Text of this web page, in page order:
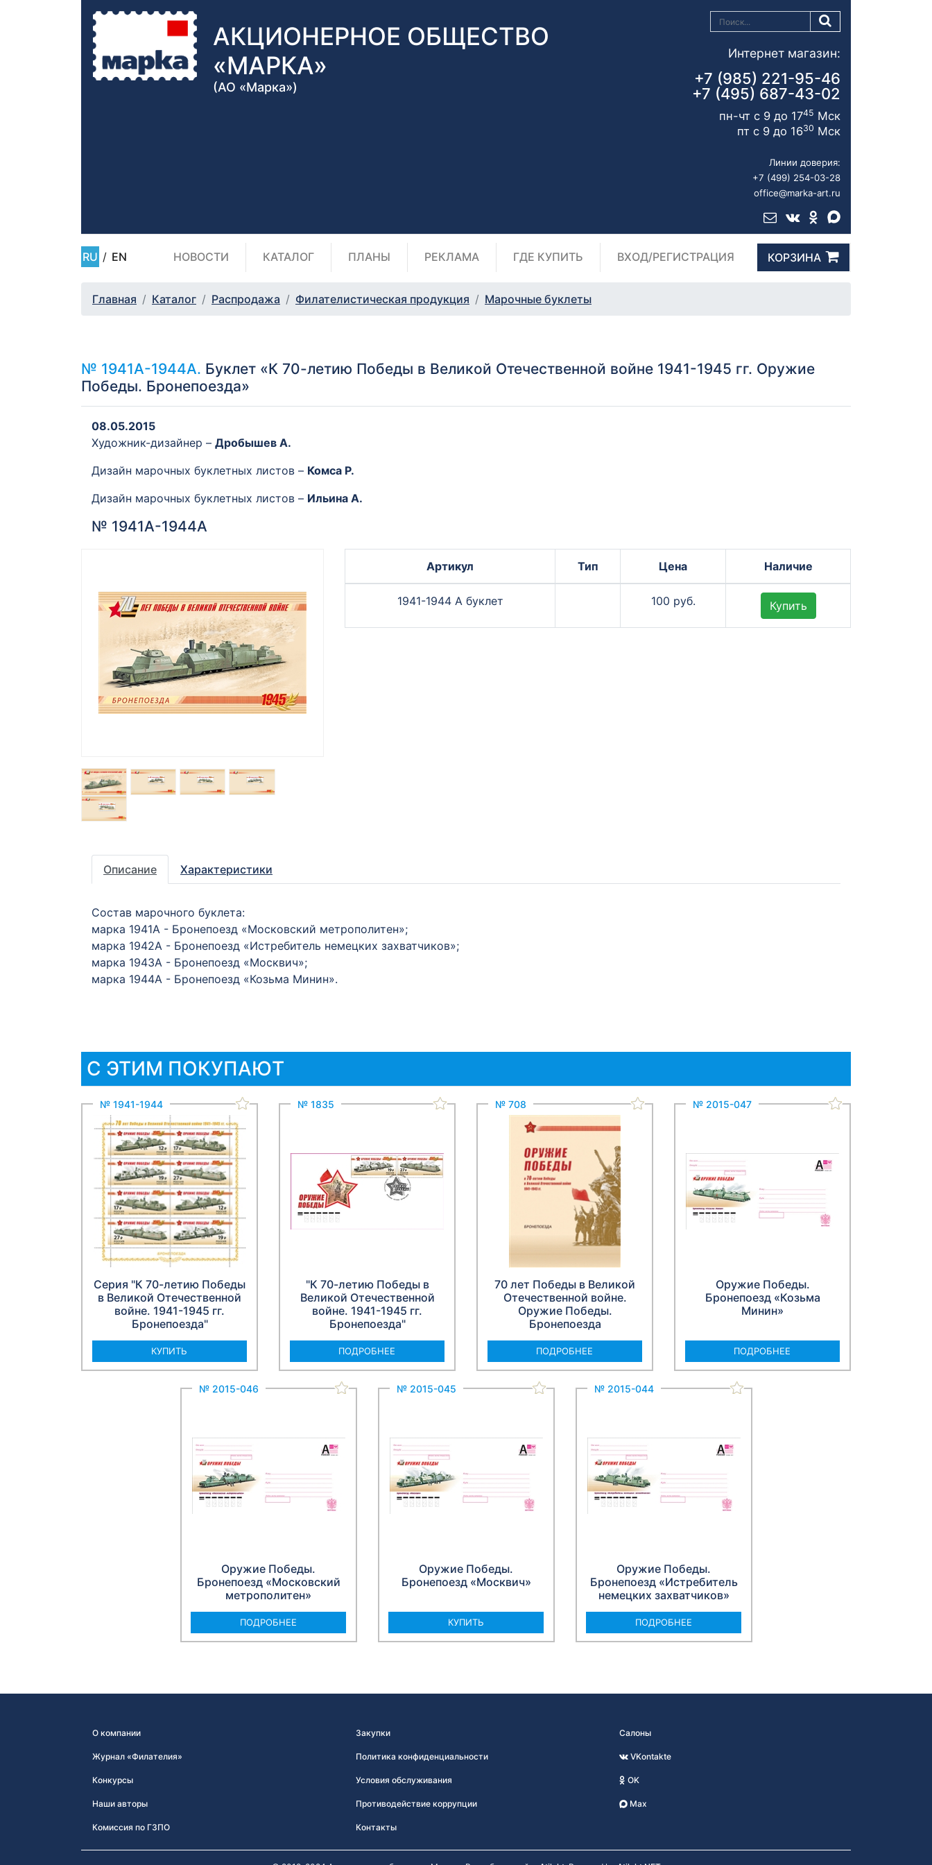
АКЦИОНЕРНОЕ ОБЩЕСТВО
«МАРКА»
(АО «Марка»)
Интернет магазин:
+7 (985) 221-95-46
+7 (495) 687-43-02
пн-чт с 9 до 1745 Мск
пт с 9 до 1630 Мск
Линии доверия:
+7 (499) 254-03-28
office@marka-art.ru
RU / EN НОВОСТИ КАТАЛОГ ПЛАНЫ РЕКЛАМА ГДЕ КУПИТЬ ВХОД/РЕГИСТРАЦИЯ КОРЗИНА
Главная Каталог Распродажа Филателистическая продукция Марочные буклеты
№ 1941А-1944А. Буклет «К 70-летию Победы в Великой Отечественной войне 1941-1945 гг. Оружие
Победы. Бронепоезда»
08.05.2015
Художник-дизайнер – Дробышев А.
Дизайн марочных буклетных листов – Комса Р.
Дизайн марочных буклетных листов – Ильина А.
№ 1941А-1944А
Артикул Тип Цена Наличие
1941-1944 А буклет 100 руб. Купить
Описание Характеристики
Состав марочного буклета:
марка 1941А - Бронепоезд «Московский метрополитен»;
марка 1942А - Бронепоезд «Истребитель немецких захватчиков»;
марка 1943А - Бронепоезд «Москвич»;
марка 1944А - Бронепоезд «Козьма Минин».
С ЭТИМ ПОКУПАЮТ
№ 1941-1944
Серия "К 70-летию Победы
в Великой Отечественной
войне. 1941-1945 гг.
Бронепоезда"
КУПИТЬ
№ 1835
"К 70-летию Победы в
Великой Отечественной
войне. 1941-1945 гг.
Бронепоезда"
ПОДРОБНЕЕ
№ 708
70 лет Победы в Великой
Отечественной войне.
Оружие Победы.
Бронепоезда
ПОДРОБНЕЕ
№ 2015-047
Оружие Победы.
Бронепоезд «Козьма
Минин»
ПОДРОБНЕЕ
№ 2015-046
Оружие Победы.
Бронепоезд «Московский
метрополитен»
ПОДРОБНЕЕ
№ 2015-045
Оружие Победы.
Бронепоезд «Москвич»
КУПИТЬ
№ 2015-044
Оружие Победы.
Бронепоезд «Истребитель
немецких захватчиков»
ПОДРОБНЕЕ
О компании
Журнал «Филателия»
Конкурсы
Наши авторы
Комиссия по ГЗПО
Закупки
Политика конфиденциальности
Условия обслуживания
Противодействие коррупции
Контакты
Салоны
VKontakte
OK
Max